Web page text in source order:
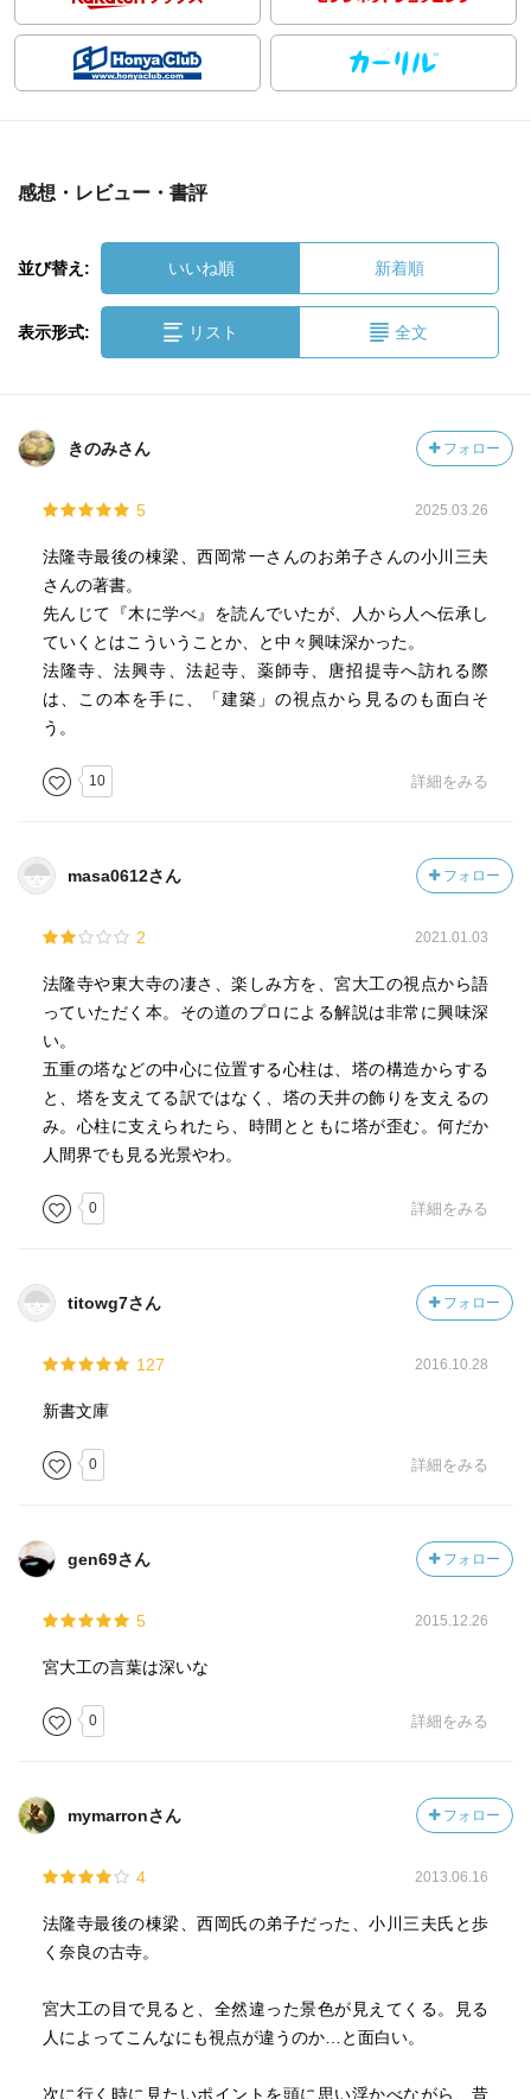
感想・レビュー・書評
並び替え: いいね順 新着順
表示形式: リスト 全文
きのみさん フォロー
5 2025.03.26
法隆寺最後の棟梁、西岡常一さんのお弟子さんの小川三夫
さんの著書。
先んじて『木に学べ』を読んでいたが、人から人へ伝承し
ていくとはこういうことか、と中々興味深かった。
法隆寺、法興寺、法起寺、薬師寺、唐招提寺へ訪れる際
は、この本を手に、「建築」の視点から見るのも面白そ
う。
10 詳細をみる
masa0612さん フォロー
2 2021.01.03
法隆寺や東大寺の凄さ、楽しみ方を、宮大工の視点から語
っていただく本。その道のプロによる解説は非常に興味深
い。
五重の塔などの中心に位置する心柱は、塔の構造からする
と、塔を支えてる訳ではなく、塔の天井の飾りを支えるの
み。心柱に支えられたら、時間とともに塔が歪む。何だか
人間界でも見る光景やわ。
0 詳細をみる
titowg7さん フォロー
127 2016.10.28
新書文庫
0 詳細をみる
gen69さん フォロー
5 2015.12.26
宮大工の言葉は深いな
0 詳細をみる
mymarronさん フォロー
4 2013.06.16
法隆寺最後の棟梁、西岡氏の弟子だった、小川三夫氏と歩
く奈良の古寺。
宮大工の目で見ると、全然違った景色が見えてくる。見る
人によってこんなにも視点が違うのか…と面白い。
次に行く時に見たいポイントを頭に思い浮かべながら、昔